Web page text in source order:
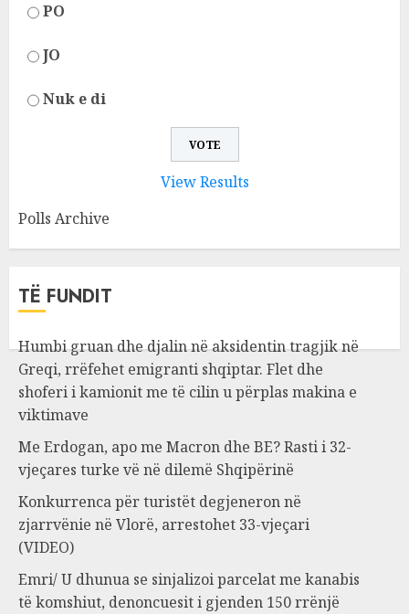
PO
JO
Nuk e di
View Results
Polls Archive
TË FUNDIT
Humbi gruan dhe djalin në aksidentin tragjik në
Greqi, rrëfehet emigranti shqiptar. Flet dhe
shoferi i kamionit me të cilin u përplas makina e
viktimave
Me Erdogan, apo me Macron dhe BE? Rasti i 32-
vjeçares turke vë në dilemë Shqipërinë
Konkurrenca për turistët degjeneron në
zjarrvënie në Vlorë, arrestohet 33-vjeçari
(VIDEO)
Emri/ U dhunua se sinjalizoi parcelat me kanabis
të komshiut, denoncuesit i gjenden 150 rrënjë